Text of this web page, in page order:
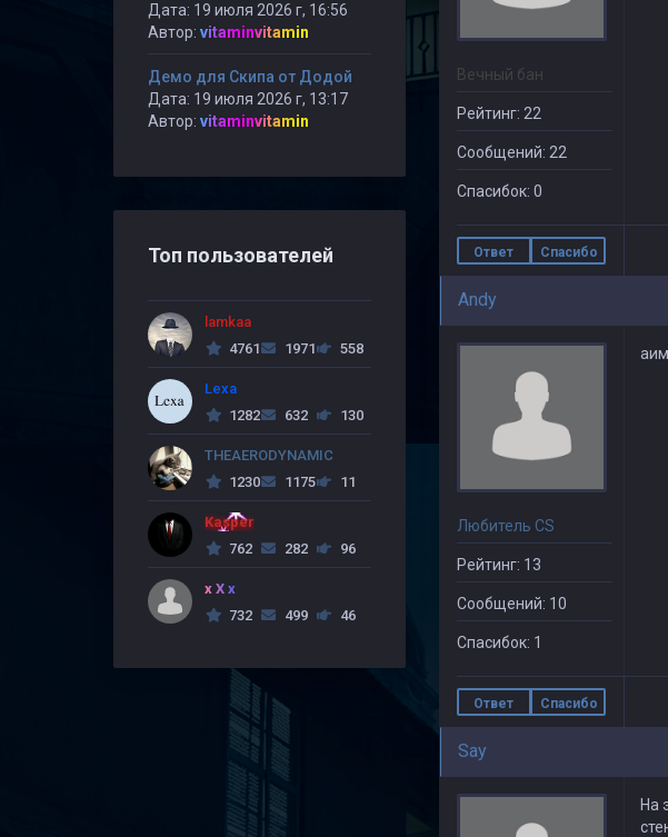
Вечный бан
Рейтинг: 22
Сообщений: 22
Спасибок: 0
Ответ Спасибо
Andy
Любитель CS
Рейтинг: 13
Сообщений: 10
Спасибок: 1
аим
Ответ Спасибо
Say
На
Дата: 19 июля 2026 г, 16:56
Автор: vitaminvitamin
Демо для Скипа от Додой
Дата: 19 июля 2026 г, 13:17
Автор: vitaminvitamin
Топ пользователей
lamkaa
4761
1971 558
Lexa
1282
632 130
THEAERODYNAMIC
1230
1175 11
Kasper
762
282 96
x X x
732
499 46